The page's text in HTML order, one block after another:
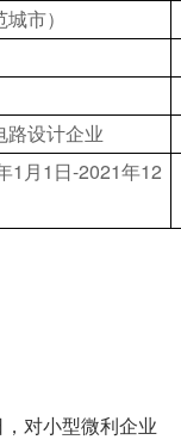
市）
路设计企业
1 月 1 日 -2021年12
对小型微利企业